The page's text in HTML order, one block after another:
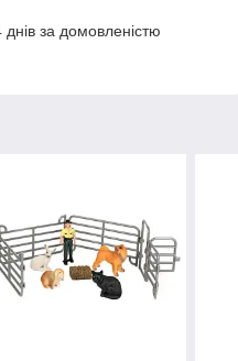
за домовленістю